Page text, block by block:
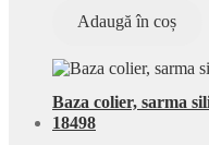
Adaugă în coș
Baza colier, sarma
18498